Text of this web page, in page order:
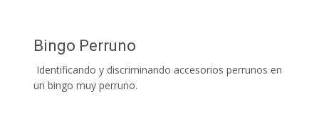
Bingo Perruno
Identificando y discriminando accesorios perrunos en
un bingo muy perruno.